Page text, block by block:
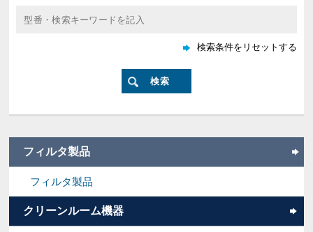
フィルタ製品
フィルタ製品
クリーンルーム機器